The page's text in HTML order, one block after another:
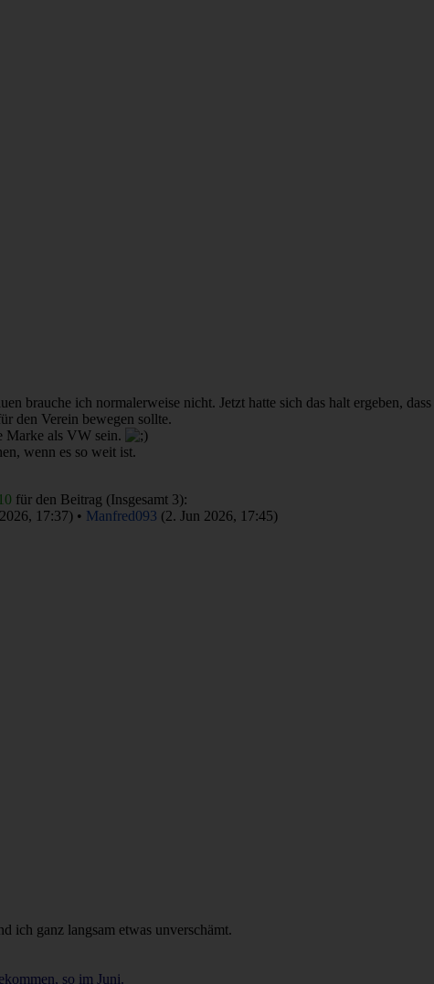
brauche ich normalerweise nicht. Jetzt hatte sich das halt ergeben,
den Verein bewegen sollte.
Marke als VW sein.
wenn es so weit ist.
für den Beitrag (Insgesamt 3):
17:37) • Manfred093 (2. Jun 2026, 17:45)
ich ganz langsam etwas unverschämt.
so im Juni.